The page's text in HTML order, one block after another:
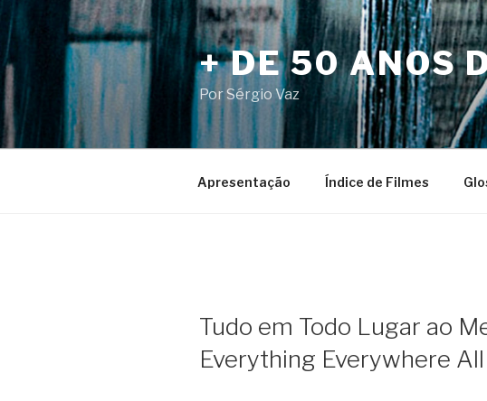
para
o
conteúdo
+ DE 50 ANOS
Por Sérgio Vaz
Apresentação Índice de Filmes
Tudo em Todo Lugar ao
Everything Everywhere